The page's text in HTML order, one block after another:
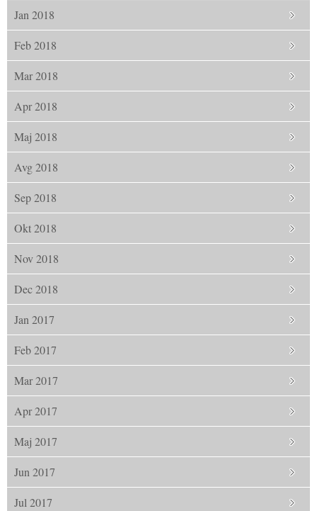
Jan 2018
Feb 2018
Mar 2018
Apr 2018
Maj 2018
Avg 2018
Sep 2018
Okt 2018
Nov 2018
Dec 2018
Jan 2017
Feb 2017
Mar 2017
Apr 2017
Maj 2017
Jun 2017
Jul 2017